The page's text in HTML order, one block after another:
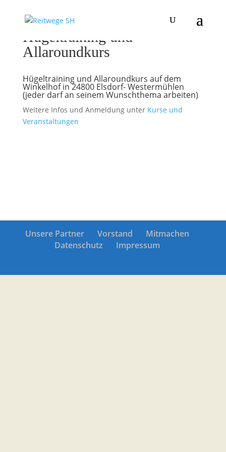
Hügeltraining und
Allaroundkurs
Hügeltraining und Allaroundkurs auf dem
Winkelhof in 24800 Elsdorf- Westermühlen
(jeder darf an seinem Wunschthema arbeiten)
Weitere Infos und Anmeldung unter Kurse und
Veranstaltungen
Unsere Partner Vorstand
Mitmachen
Datenschutz
Impressum